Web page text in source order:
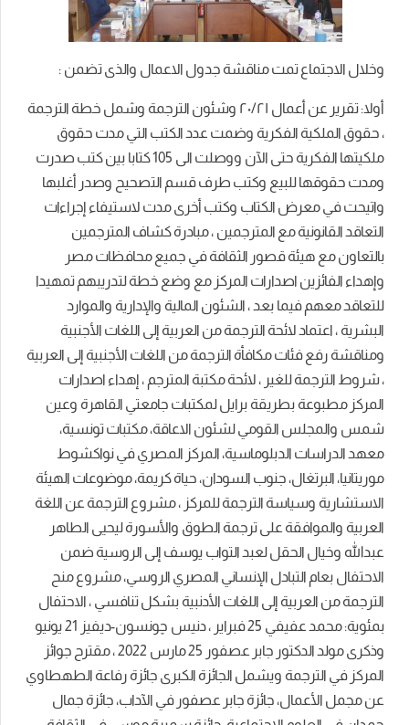
وخلال الاجتماع تمت مناقشة جدول الاعمال والذى تضمن :
أولا: تقرير عن أعمال ٢٠/٢١ وشئون الترجمة وشمل خطة الترجمة
، حقوق الملكية الفكرية وضمت عدد الكتب التي مدت حقوق
ملكيتها الفكرية حتى الآن ووصلت الى 105 كتابا بين كتب صدرت
ومدت حقوقها للبيع وكتب طرف قسم التصحيح وصدر أغلبها
واتيحت في معرض الكتاب وكتب أخرى مدت لاستيفاء إجراءات
التعاقد القانونية مع المترجمين ، مبادرة كشاف المترجمين
بالتعاون مع هيئة قصور الثقافة في جميع محافظات مصر
وإهداء الفائزين اصدارات المركز مع وضع خطة لتدريبهم تمهيدا
للتعاقد معهم فيما بعد ، الشئون المالية والإدارية والموارد
البشرية ، اعتماد لائحة الترجمة من العربية إلى اللغات الأجنبية
ومناقشة رفع فئات مكافأة الترجمة من اللغات الأجنبية إلى العربية
، شروط الترجمة للغير ، لائحة مكتبة المترجم ، إهداء اصدارات
المركز مطبوعة بطريقة برايل لمكتبات جامعتي القاهرة وعين
شمس والمجلس القومي لشئون الاعاقة، مكتبات تونسية،
معهد الدراسات الدبلوماسية، المركز المصري في نواكشوط
موريتانيا، البرتغال، جنوب السودان، حياة كريمة، موضوعات الهيئة
الاستشارية وسياسة الترجمة للمركز ، مشروع الترجمة عن اللغة
العربية والموافقة على ترجمة الطوق والأسورة ليحيى الطاهر
عبدالله وخيال الحقل لعبد التواب يوسف إلى الروسية ضمن
الاحتفال بعام التبادل الإنساني المصري الروسي، مشروع منح
الترجمة من العربية إلى اللغات الأدنبية بشكل تنافسي ، الاحتفال
بمئوية: محمد عفيفي 25 فبراير ، دنيس چونسون-ديفيز 21 يونيو
وذكرى مولد الدكتور جابر عصفور 25 مارس 2022 ، مقترح جوائز
المركز في الترجمة ويشمل الجائزة الكبرى جائزة رفاعة الطهطاوي
عن مجمل الأعمال، جائزة جابر عصفور في الآداب، جائزة جمال